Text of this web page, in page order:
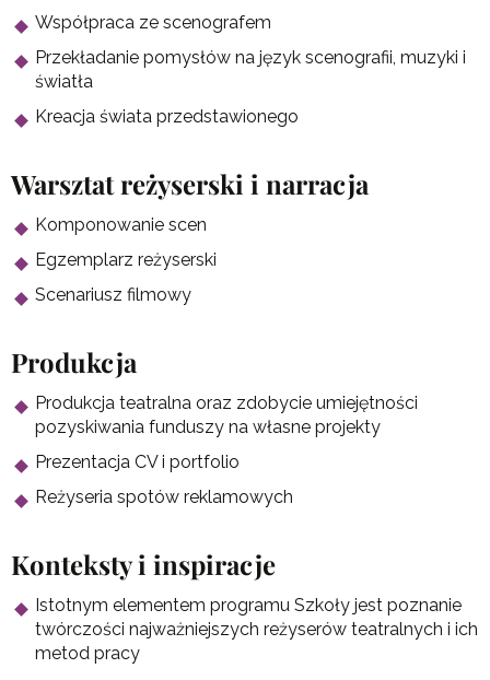
Współpraca ze scenografem
Przekładanie pomysłów na język scenografii, muzyki i
światła
Kreacja świata przedstawionego
Warsztat reżyserski i narracja
Komponowanie scen
Egzemplarz reżyserski
Scenariusz filmowy
Produkcja
Produkcja teatralna oraz zdobycie umiejętności
pozyskiwania funduszy na własne projekty
Prezentacja CV i portfolio
Reżyseria spotów reklamowych
Konteksty i inspiracje
Istotnym elementem programu Szkoły jest poznanie
twórczości najważniejszych reżyserów teatralnych i ich
metod pracy